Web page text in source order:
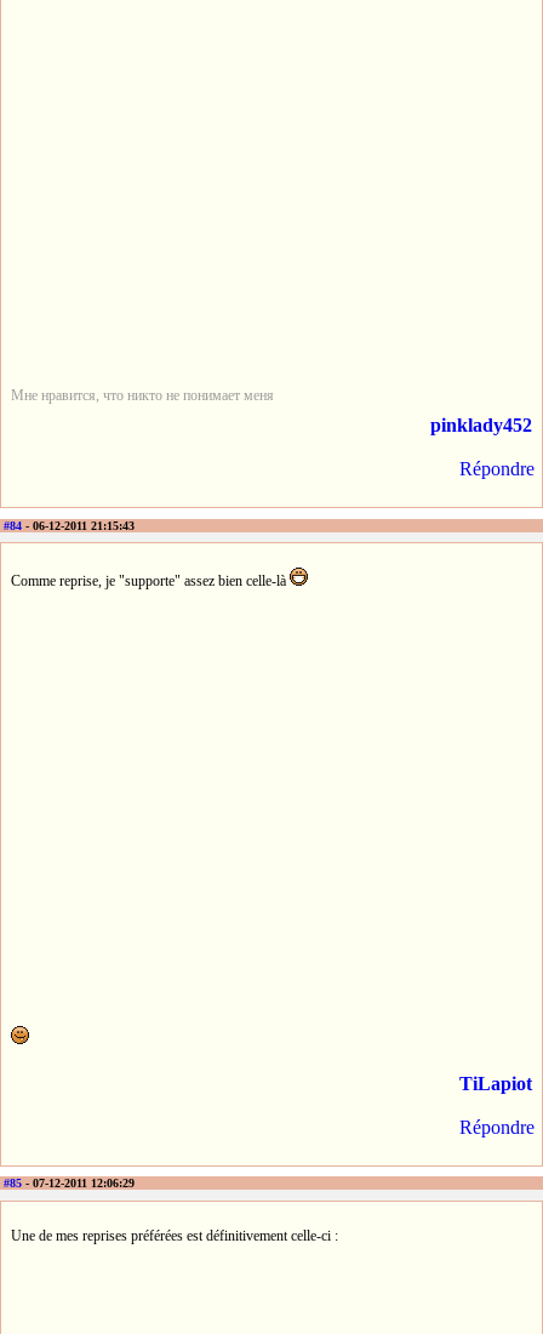
Мне нравится, что никто не понимает меня
pinklady452
Répondre
#84 - 06-12-2011 21:15:43
Comme reprise, je "supporte" assez bien celle-là
TiLapiot
Répondre
#85 - 07-12-2011 12:06:29
Une de mes reprises préférées est définitivement celle-ci :